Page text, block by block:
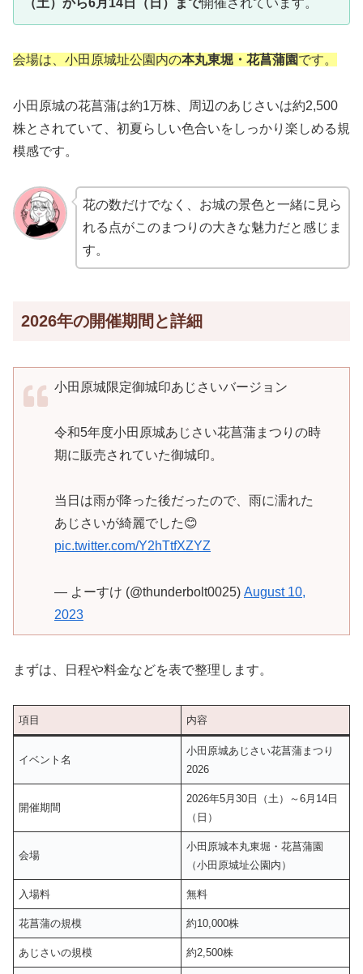
（土）から6月14日（日）まで開催されています。
会場は、小田原城址公園内の本丸東堀・花菖蒲園です。
小田原城の花菖蒲は約1万株、周辺のあじさいは約2,500
株とされていて、初夏らしい色合いをしっかり楽しめる規
模感です。
花の数だけでなく、お城の景色と一緒に見ら
れる点がこのまつりの大きな魅力だと感じま
す。
2026年の開催期間と詳細
小田原城限定御城印あじさいバージョン
令和5年度小田原城あじさい花菖蒲まつりの時
期に販売されていた御城印。
当日は雨が降った後だったので、雨に濡れた
あじさいが綺麗でした😊
pic.twitter.com/Y2hTtfXZYZ
— よーすけ (@thunderbolt0025) August 10,
2023
まずは、日程や料金などを表で整理します。
項目 内容
イベント名
小田原城あじさい花菖蒲まつり
2026
開催期間
2026年5月30日（土）～6月14日
（日）
会場
小田原城本丸東堀・花菖蒲園
（小田原城址公園内）
入場料 無料
花菖蒲の規模 約10,000株
あじさいの規模 約2,500株